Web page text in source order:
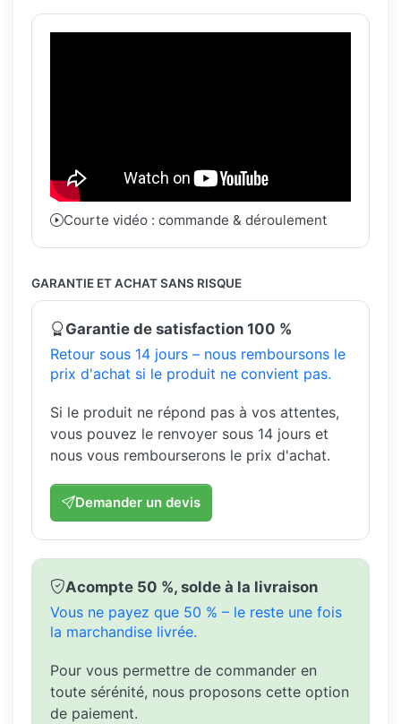
Courte vidéo : commande & déroulement
GARANTIE ET ACHAT SANS RISQUE
Garantie de satisfaction 100 %
Retour sous 14 jours – nous remboursons le
prix d'achat si le produit ne convient pas.
Si le produit ne répond pas à vos attentes,
vous pouvez le renvoyer sous 14 jours et
nous vous rembourserons le prix d'achat.
Demander un devis
Acompte 50 %, solde à la livraison
Vous ne payez que 50 % – le reste une fois
la marchandise livrée.
Pour vous permettre de commander en
toute sérénité, nous proposons cette option
de paiement.